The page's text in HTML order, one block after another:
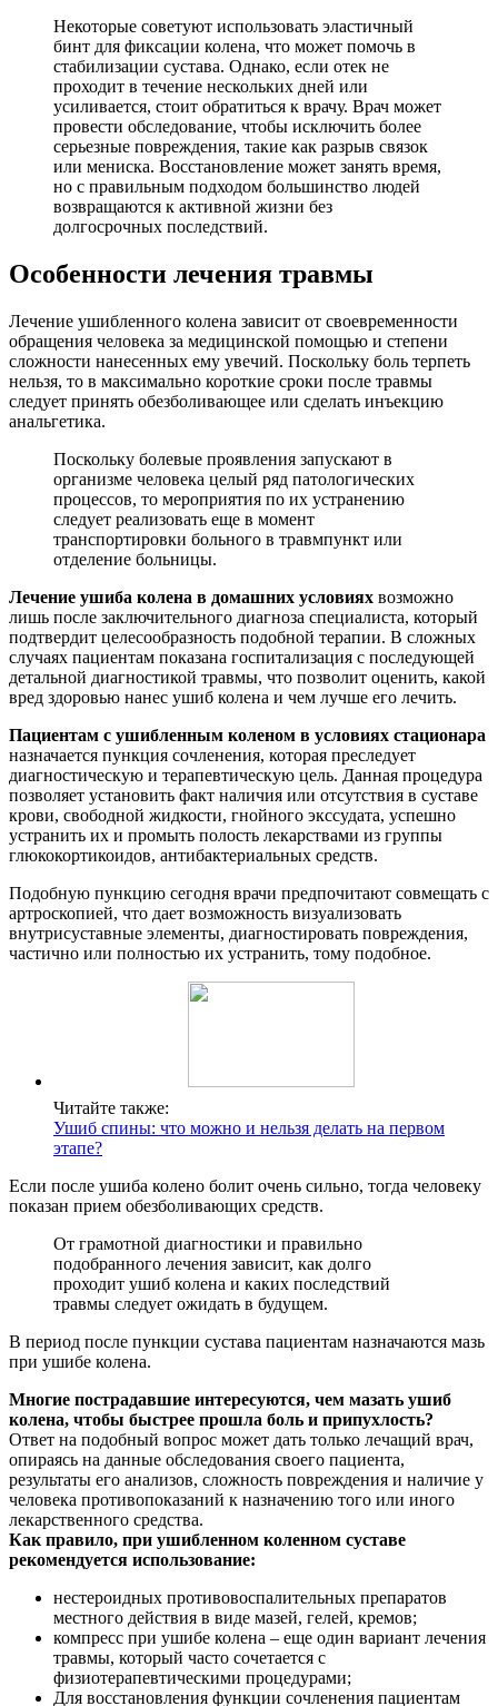
Некоторые советуют использовать эластичный
бинт для фиксации колена, что может помочь в
стабилизации сустава. Однако, если отек не
проходит в течение нескольких дней или
усиливается, стоит обратиться к врачу. Врач может
провести обследование, чтобы исключить более
серьезные повреждения, такие как разрыв связок
или мениска. Восстановление может занять время,
но с правильным подходом большинство людей
возвращаются к активной жизни без
долгосрочных последствий.
Особенности лечения травмы
Лечение ушибленного колена зависит от своевременности
обращения человека за медицинской помощью и степени
сложности нанесенных ему увечий. Поскольку боль терпеть
нельзя, то в максимально короткие сроки после травмы
следует принять обезболивающее или сделать инъекцию
анальгетика.
Поскольку болевые проявления запускают в
организме человека целый ряд патологических
процессов, то мероприятия по их устранению
следует реализовать еще в момент
транспортировки больного в травмпункт или
отделение больницы.
Лечение ушиба колена в домашних условиях возможно
лишь после заключительного диагноза специалиста, который
подтвердит целесообразность подобной терапии. В сложных
случаях пациентам показана госпитализация с последующей
детальной диагностикой травмы, что позволит оценить, какой
вред здоровью нанес ушиб колена и чем лучше его лечить.
Пациентам с ушибленным коленом в условиях стационара
назначается пункция сочленения, которая преследует
диагностическую и терапевтическую цель. Данная процедура
позволяет установить факт наличия или отсутствия в суставе
крови, свободной жидкости, гнойного экссудата, успешно
устранить их и промыть полость лекарствами из группы
глюкокортикоидов, антибактериальных средств.
Подобную пункцию сегодня врачи предпочитают совмещать с
артроскопией, что дает возможность визуализовать
внутрисуставные элементы, диагностировать повреждения,
частично или полностью их устранить, тому подобное.
Читайте также:
Ушиб спины: что можно и нельзя делать на первом
этапе?
Если после ушиба колено болит очень сильно, тогда человеку
показан прием обезболивающих средств.
От грамотной диагностики и правильно
подобранного лечения зависит, как долго
проходит ушиб колена и каких последствий
травмы следует ожидать в будущем.
В период после пункции сустава пациентам назначаются мазь
при ушибе колена.
Многие пострадавшие интересуются, чем мазать ушиб
колена, чтобы быстрее прошла боль и припухлость?
Ответ на подобный вопрос может дать только лечащий врач,
опираясь на данные обследования своего пациента,
результаты его анализов, сложность повреждения и наличие у
человека противопоказаний к назначению того или иного
лекарственного средства.
Как правило, при ушибленном коленном суставе
рекомендуется использование:
нестероидных противовоспалительных препаратов
местного действия в виде мазей, гелей, кремов;
компресс при ушибе колена – еще один вариант лечения
травмы, который часто сочетается с
физиотерапевтическими процедурами;
Для восстановления функции сочленения пациентам